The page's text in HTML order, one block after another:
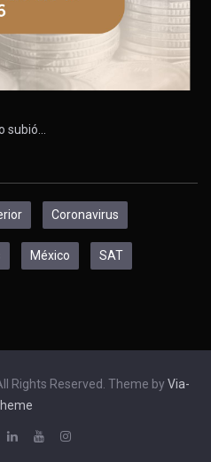
subió…
Coronavirus
México SAT
Rights Reserved. Theme by Via-